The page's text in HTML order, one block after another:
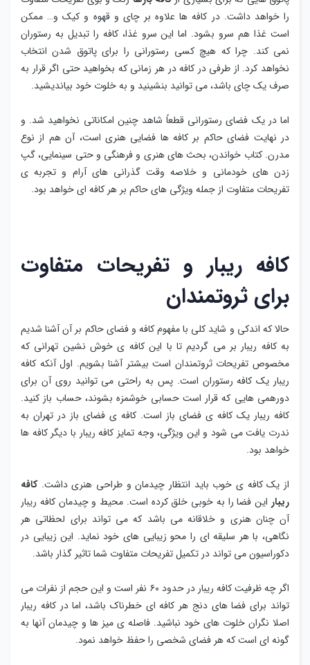
را خواهد داشت. در کافه ها علاوه بر چای و قهوه و کیک و… ممکن
است غذا هم سرو بشود. اما این سرو غذا، کافه را تبدیل به رستوران
نمی کند. چرا که هیچ کسی رستورانی را برای پاتوق شدن انتخاب
نخواهد کرد. از طرفی در کافه در هر زمانی که بخواهید حتی اگر قرار به
صرف یک چای باشد، می توانید بنشینید و به خلوت خود بیاندیشید.
اما در یک فضای رستورانی قطعاً شاهد چنین امکاناتی نخواهید شد. و
در نهایت فضای حاکم بر کافه ها فضایی هنری است، آن هم از نوع
مدرن. کتاب خواندن، بحث های هنری و فرهنگی و حتی سینمایی، گپ
زدن های خودمانی و خلاصه وقت ‌گذرانی های آرام و تجربه ی
تفریحات متفاوت از جمله ویژگی های حاکم بر هر کافه ای خواهد بود.
کافه ریبار و تفریحات متفاوت
برای ثروتمندان
حالا که اندکی و شاید کلی با مفهوم کافه و فضای حاکم بر آن آشنا شدیم
به کافه ریبار بر می گردیم تا با این کافه ی خوش نشین تهرانی که
مخصوص تفریحات ثروتمندان است بیشتر آشنا بشویم. اول آنکه کافه
ریبار یک کافه رستوران است. پس به راحتی می توانید روی آن برای
دورهمی هایی که قرار است حسابی خوشمزه بشوند، حساب باز کنید.
کافه ریبار یک کافه ی فضای باز است. کافه ی فضای باز در تهران به
ندرت یافت می شود و این ویژگی، وجه تمایز کافه ریبار با دیگر کافه ها
خواهد بود.
از یک کافه ی خوب باید انتظار چیدمان و طراحی هنری داشت.کافه
ریبار این فضا را به خوبی خلق کرده است. محیط و چیدمان کافه ریبار
آن چنان هنری و خلاقانه می باشد که می تواند برای لحظاتی هر
نگاهی، با هر سلیقه ‌ای را محو زیبایی های خود نماید. این زیبایی در
دکوراسیون می تواند در تکمیل تفریحات متفاوت شما تاثیر گذار باشد.
اگر چه ظرفیت کافه ریبار در حدود ۶۰ نفر است و این حجم از نفرات می‌
تواند برای فضا های دنج هر کافه ای خطرناک باشد، اما در کافه ریبار
اصلا نگران خلوت های خود نباشید. فاصله ی میز ها و چیدمان آنها به
گونه ای است که هر فضای شخصی را حفظ خواهد نمود.